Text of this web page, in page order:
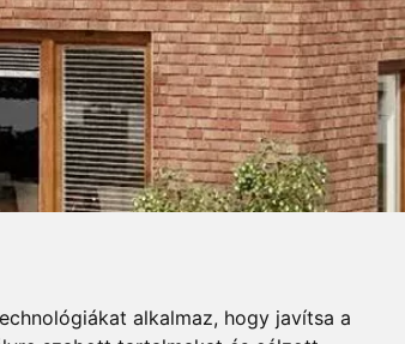
alkalmaz, hogy javítsa a
Összecsuk
klinkervörös
Letöltés